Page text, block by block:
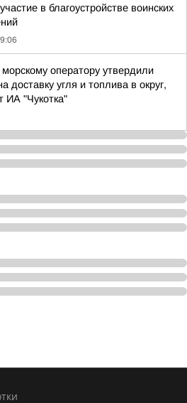
в благоустройстве воинских
оператору утвердили
доставку угля и топлива в округ,
ИА "Чукотка"